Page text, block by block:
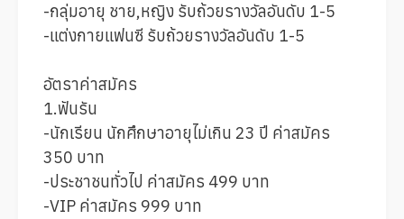
-กลุ่มอายุ ชาย,หญิง รับถ้วยรางวัลอันดับ 1-5
-แต่งกายแฟนซี รับถ้วยรางวัลอันดับ 1-5
อัตราค่าสมัคร
1.ฟันรัน
-นักเรียน นักศึกษาอายุไม่เกิน 23 ปี ค่าสมัคร
350 บาท
-ประชาชนทั่วไป ค่าสมัคร 499 บาท
-VIP ค่าสมัคร 999 บาท